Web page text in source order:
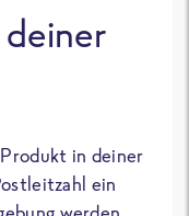
deiner
in deiner
ein